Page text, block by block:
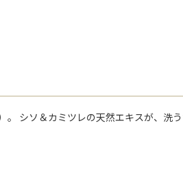
シソ＆カミツレの天然エキスが、洗